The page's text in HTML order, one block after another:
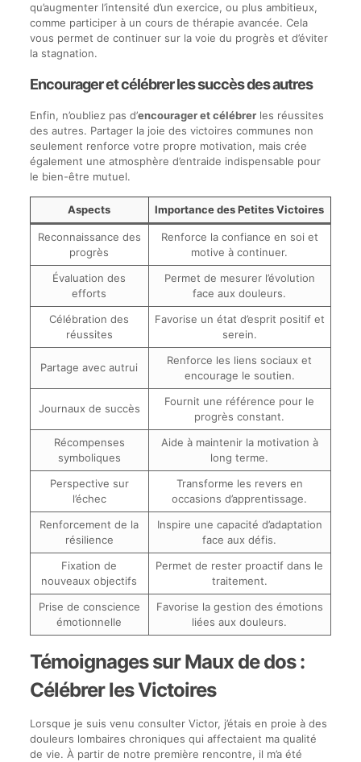
qu’augmenter l’intensité d’un exercice, ou plus ambitieux,
comme participer à un cours de thérapie avancée. Cela
vous permet de continuer sur la voie du progrès et d’éviter
la stagnation.
Encourager et célébrer les succès des autres
Enfin, n’oubliez pas d’encourager et célébrerles réussites
des autres. Partager la joie des victoires communes non
seulement renforce votre propre motivation, mais crée
également une atmosphère d’entraide indispensable pour
le bien-être mutuel.
Aspects Importance des Petites Victoires
Reconnaissance des
progrès
Renforce la confiance en soi et
motive à continuer.
Évaluation des
efforts
Permet de mesurer l’évolution
face aux douleurs.
Célébration des
réussites
Favorise un état d’esprit positif et
serein.
Partage avec autrui
Renforce les liens sociaux et
encourage le soutien.
Journaux de succès
Fournit une référence pour le
progrès constant.
Récompenses
symboliques
Aide à maintenir la motivation à
long terme.
Perspective sur
l’échec
Transforme les revers en
occasions d’apprentissage.
Renforcement de la
résilience
Inspire une capacité d’adaptation
face aux défis.
Fixation de
nouveaux objectifs
Permet de rester proactif dans le
traitement.
Prise de conscience
émotionnelle
Favorise la gestion des émotions
liées aux douleurs.
Témoignages sur Maux de dos :
Célébrer les Victoires
Lorsque je suis venu consulter Victor, j’étais en proie à des
douleurs lombaires chroniques qui affectaient ma qualité
de vie. À partir de notre première rencontre, il m’a été